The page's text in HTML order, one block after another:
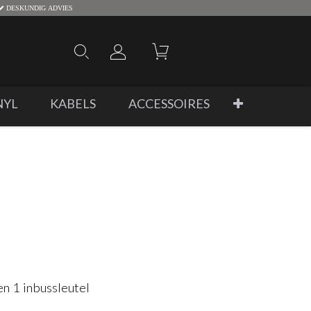
DESKUNDIG ADVIES
KABELS ACCESSOIRES
1 inbussleutel